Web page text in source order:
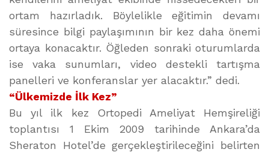
ortam hazırladık. Böylelikle eğitimin devamı
süresince bilgi paylaşımının bir kez daha önemi
ortaya konacaktır. Öğleden sonraki oturumlarda
ise vaka sunumları, video destekli tartışma
panelleri ve konferanslar yer alacaktır.” dedi.
“Ülkemizde İlk Kez”
Bu yıl ilk kez Ortopedi Ameliyat Hemşireliği
toplantısı 1 Ekim 2009 tarihinde Ankara’da
Sheraton Hotel’de gerçekleştirileceğini belirten